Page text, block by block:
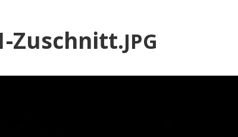
Zuschnitt.JPG